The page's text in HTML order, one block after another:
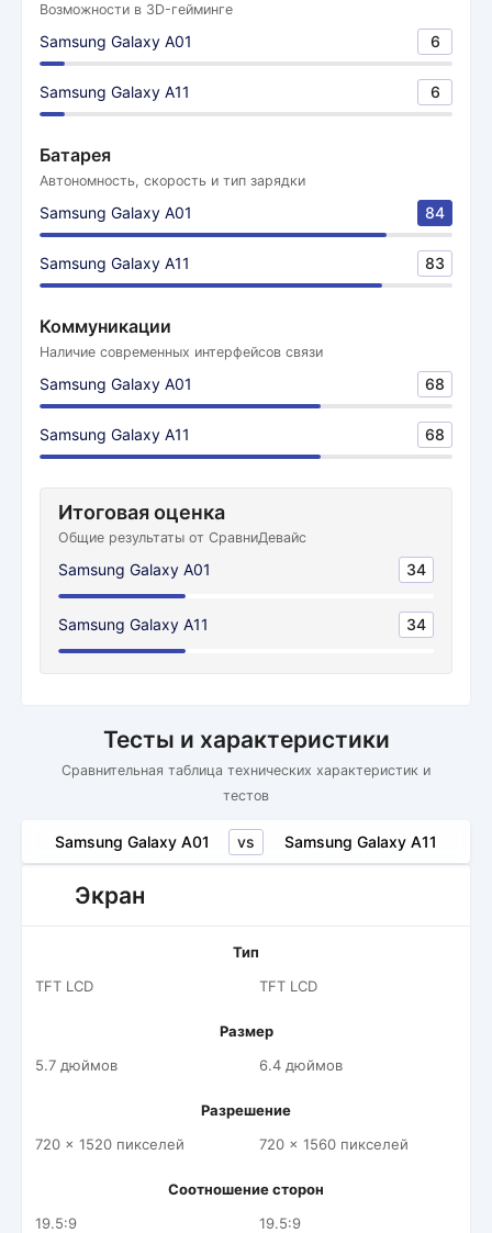
Возможности в 3D-гейминге
Samsung Galaxy A01 6
Samsung Galaxy A11 6
Батарея
Автономность, скорость и тип зарядки
Samsung Galaxy A01 84
Samsung Galaxy A11 83
Коммуникации
Наличие современных интерфейсов связи
Samsung Galaxy A01 68
Samsung Galaxy A11 68
Итоговая оценка
Общие результаты от СравниДевайс
Samsung Galaxy A01 34
Samsung Galaxy A11 34
Тесты и характеристики
Сравнительная таблица технических характеристик и
тестов
Samsung Galaxy A01 vs Samsung Galaxy A11
Экран
Тип
TFT LCD
TFT LCD
Размер
5.7 дюймов
6.4 дюймов
Разрешение
720 x 1520 пикселей
720 x 1560 пикселей
Соотношение сторон
19.5:9
19.5:9